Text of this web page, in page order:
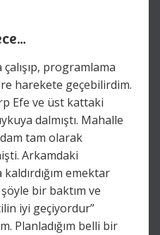
programlama
harekete geçebilirdim.
Efe ve üst kattaki
dalmıştı. Mahalle
tam olarak
Arkamdaki
emektar
bir baktım ve
iyi geçiyordur”
Planladığım belli bir